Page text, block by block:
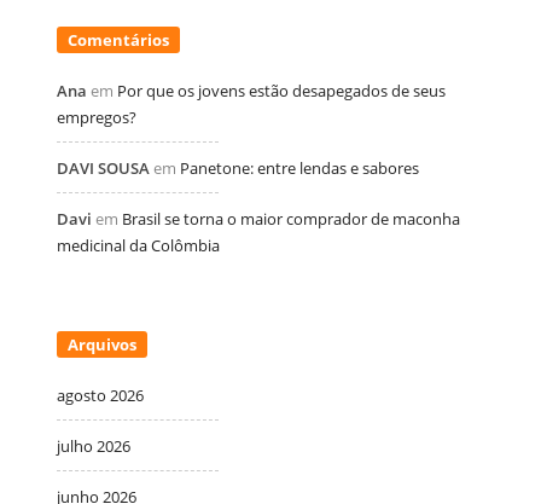
Comentários
Ana em Por que os jovens estão desapegados de seus
empregos?
DAVI SOUSAem Panetone: entre lendas e sabores
Davi em Brasil se torna o maior comprador de maconha
medicinal da Colômbia
Arquivos
agosto 2026
julho 2026
junho 2026